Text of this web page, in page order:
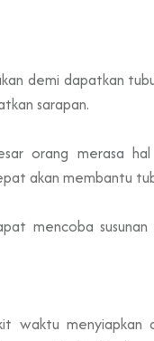
demi dapatkan
sarapan.
orang merasa
akan membantu
mencoba
waktu menyiapkan